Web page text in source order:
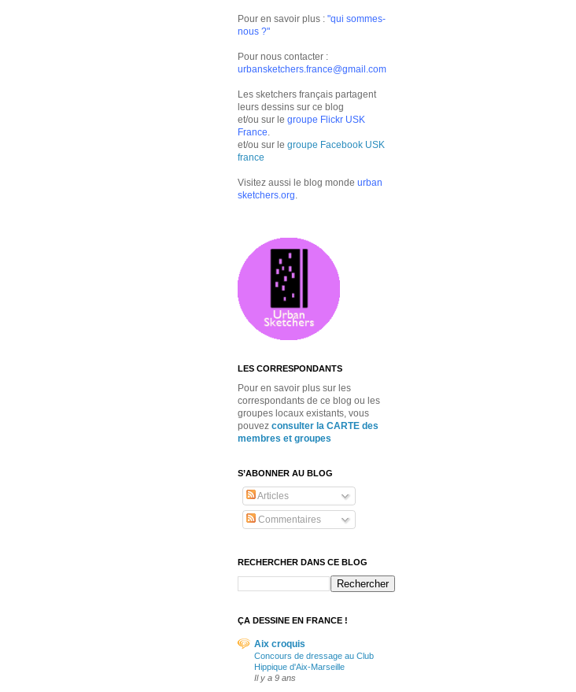
Pour en savoir plus : "qui sommes-
nous ?"
Pour nous contacter :
urbansketchers.france@gmail.com
Les sketchers français partagent
leurs dessins sur ce blog
et/ou sur le groupe Flickr USK
France
et/ou sur le groupe Facebook USK
france
Visitez aussi le blog monde urban
sketchers.org
LES CORRESPONDANTS
Pour en savoir plus sur les
correspondants de ce blog ou les
groupes locaux existants, vous
pouvez consulter la CARTE des
membres et groupes
S’ABONNER AU BLOG
Articles
Commentaires
RECHERCHER DANS CE BLOG
ÇA DESSINE EN FRANCE !
Aix croquis
Concours de dressage au Club
Hippique d'Aix-Marseille
Il y a 9 ans